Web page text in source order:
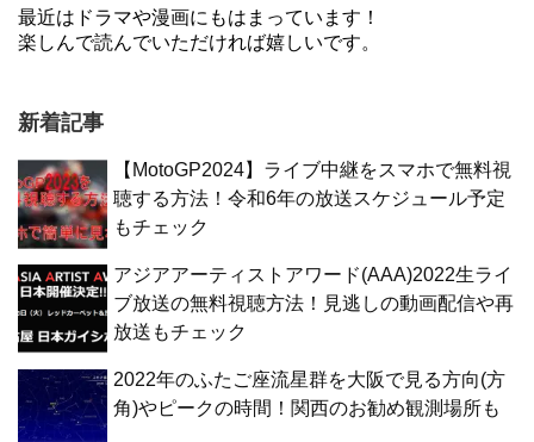
最近はドラマや漫画にもはまっています！
楽しんで読んでいただければ嬉しいです。
新着記事
【MotoGP2024】ライブ中継をスマホで無料視
聴する方法！令和6年の放送スケジュール予定
もチェック
アジアアーティストアワード(AAA)2022生ライ
ブ放送の無料視聴方法！見逃しの動画配信や再
放送もチェック
2022年のふたご座流星群を大阪で見る方向(方
角)やピークの時間！関西のお勧め観測場所も